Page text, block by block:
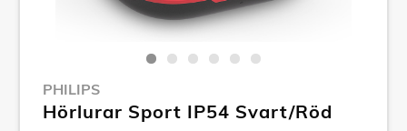
PHILIPS
Hörlurar Sport IP54 Svart/Röd